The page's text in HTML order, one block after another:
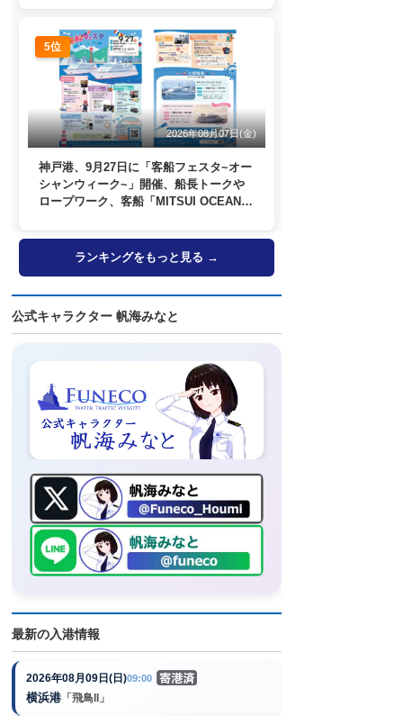
5位
2026年08月07日(金)
神戸港、9月27日に「客船フェスタ~オー
シャンウィーク~」開催、船長トークや
ロープワーク、客船「MITSUI OCEAN
ランキングをもっと見る →
公式キャラクター 帆海みなと
最新の入港情報
2026年08月09日(日)09:00
横浜港 「飛鳥II」